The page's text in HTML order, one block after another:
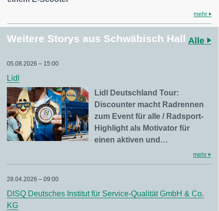
mehr
Weitere Storys aus Schwäbisch Hall Alle
05.08.2026 – 15:00
Lidl
Lidl Deutschland Tour:
Discounter macht Radrennen
zum Event für alle / Radsport-
Highlight als Motivator für
einen aktiven und…
mehr
28.04.2026 – 09:00
DISQ Deutsches Institut für Service-Qualität GmbH & Co.
KG